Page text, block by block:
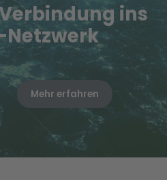
ins
Netzwerk
Mehr erfahren